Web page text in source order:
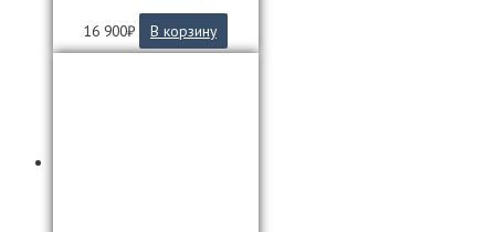
16 900₽ В корзину